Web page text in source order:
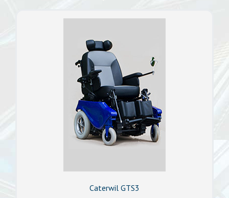
Caterwil GTS3